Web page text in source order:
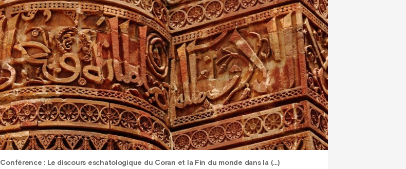
Conférence : Le discours eschatologique du Coran et la Fin du monde dans la (…)